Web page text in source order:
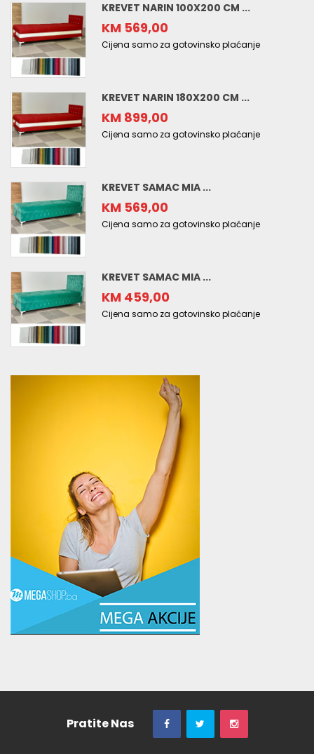
KREVET NARIN 100X200 CM ...
KM 569,00
Cijena samo za gotovinsko plaćanje
KREVET NARIN 180X200 CM ...
KM 899,00
Cijena samo za gotovinsko plaćanje
KREVET SAMAC MIA ...
KM 569,00
Cijena samo za gotovinsko plaćanje
KREVET SAMAC MIA ...
KM 459,00
Cijena samo za gotovinsko plaćanje
Pratite Nas